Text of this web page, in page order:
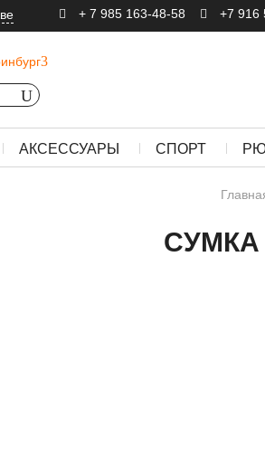
+ 7 985 163-48-58 +7 916
АКСЕССУАРЫ СПОРТ
СУМКА